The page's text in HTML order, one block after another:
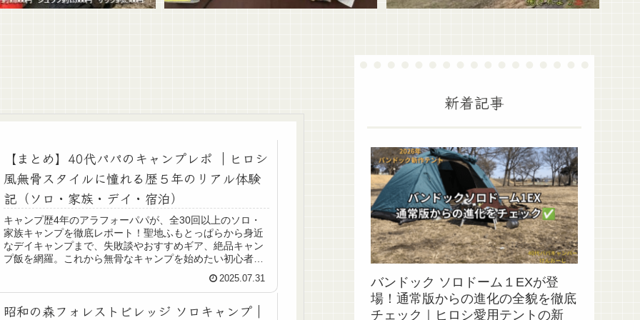
【まとめ】40代パパのキャンプレポ ｜ヒロシ
風無骨スタイルに憧れる歴５年のリアル体験
記（ソロ・家族・デイ・宿泊）
キャンプ歴4年のアラフォーパパが、全30回以上のソロ・
家族キャンプを徹底レポート！聖地ふもとっぱらから身近
なデイキャンプまで、失敗談やおすすめギア、絶品キャン
プ飯を網羅。これから無骨なキャンプを始めたい初心者の
2025.07.31
昭和の森フォレストビレッジ ソロキャンプ｜
新着記事
バンドック ソロドーム１EXが登
場！通常版からの進化の全貌を徹底
チェック｜ヒロシ愛用テントの新